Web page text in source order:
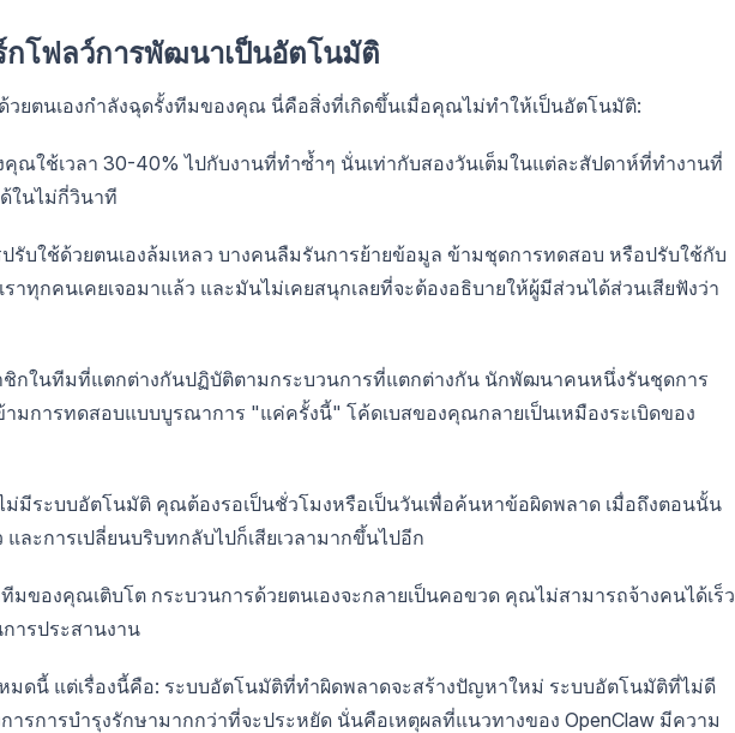
กโฟลว์การพัฒนาเป็นอัตโนมัติ
ด้วยตนเองกำลังฉุดรั้งทีมของคุณ นี่คือสิ่งที่เกิดขึ้นเมื่อคุณไม่ทำให้เป็นอัตโนมัติ:
ณใช้เวลา 30-40% ไปกับงานที่ทำซ้ำๆ นั่นเท่ากับสองวันเต็มในแต่ละสัปดาห์ที่ทำงานที่
ในไม่กี่วินาที
ปรับใช้ด้วยตนเองล้มเหลว บางคนลืมรันการย้ายข้อมูล ข้ามชุดการทดสอบ หรือปรับใช้กับ
าทุกคนเคยเจอมาแล้ว และมันไม่เคยสนุกเลยที่จะต้องอธิบายให้ผู้มีส่วนได้ส่วนเสียฟังว่า
ชิกในทีมที่แตกต่างกันปฏิบัติตามกระบวนการที่แตกต่างกัน นักพัฒนาคนหนึ่งรันชุดการ
การทดสอบแบบบูรณาการ "แค่ครั้งนี้" โค้ดเบสของคุณกลายเป็นเหมืองระเบิดของ
ม่มีระบบอัตโนมัติ คุณต้องรอเป็นชั่วโมงหรือเป็นวันเพื่อค้นหาข้อผิดพลาด เมื่อถึงตอนนั้น
ละการเปลี่ยนบริบทกลับไปก็เสียเวลามากขึ้นไปอีก
ทีมของคุณเติบโต กระบวนการด้วยตนเองจะกลายเป็นคอขวด คุณไม่สามารถจ้างคนได้เร็ว
ารประสานงาน
ดนี้ แต่เรื่องนี้คือ: ระบบอัตโนมัติที่ทำผิดพลาดจะสร้างปัญหาใหม่ ระบบอัตโนมัติที่ไม่ดี
ารการบำรุงรักษามากกว่าที่จะประหยัด นั่นคือเหตุผลที่แนวทางของ OpenClaw มีความ